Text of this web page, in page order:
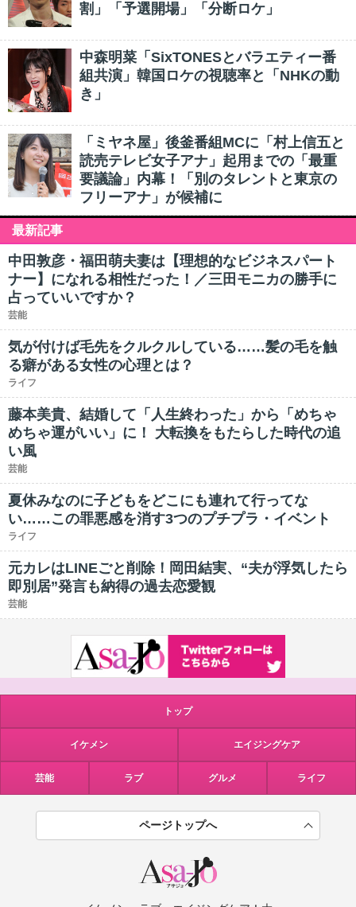
割」「予選開場」「分断ロケ」
中森明菜「SixTONESとバラエティー番
組共演」韓国ロケの視聴率と「NHKの動
き」
「ミヤネ屋」後釜番組MCに「村上信五と
読売テレビ女子アナ」起用までの「最重
要議論」内幕！「別のタレントと東京の
フリーアナ」が候補に
最新記事
中田敦彦・福田萌夫妻は【理想的なビジネスパート
ナー】になれる相性だった！／三田モニカの勝手に
占っていいですか？
芸能
気が付けば毛先をクルクルしている……髪の毛を触
る癖がある女性の心理とは？
ライフ
藤本美貴、結婚して「人生終わった」から「めちゃ
めちゃ運がいい」に！ 大転換をもたらした時代の追
い風
芸能
夏休みなのに子どもをどこにも連れて行ってな
い……この罪悪感を消す3つのプチプラ・イベント
ライフ
元カレはLINEごと削除！岡田結実、“夫が浮気したら
即別居”発言も納得の過去恋愛観
芸能
トップ
イケメン エイジングケア
芸能 ラブ グルメ ライフ
ページトップへ